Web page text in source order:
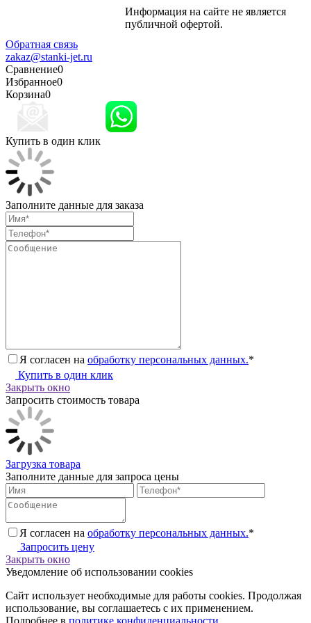
Информация на сайте не является
публичной офертой.
Обратная связь
zakaz@stanki-jet.ru
Сравнение0
Избранное0
Корзина0
Купить в один клик
Заполните данные для заказа
Я согласен на обработку персональных данных.*
Купить в один клик
Закрыть окно
Запросить стоимость товара
Загрузка товара
Заполните данные для запроса цены
Я согласен на обработку персональных данных.*
Запросить цену
Закрыть окно
Уведомление об использовании cookies
Сайт использует необходимые для работы cookies. Продолжая
использование, вы соглашаетесь с их применением.
Подробнее в политике конфиденциальности